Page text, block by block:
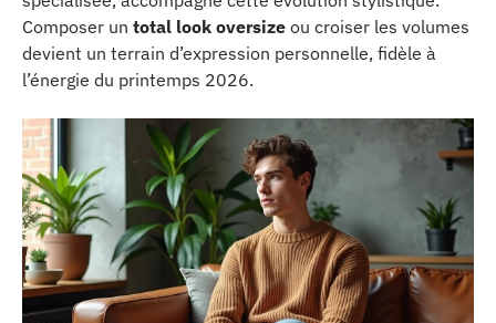
Composer un total look oversize ou croiser les volumes
devient un terrain d’expression personnelle, fidèle à
l’énergie du printemps 2026.